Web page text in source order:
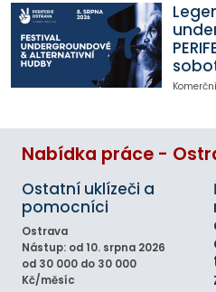
Nabídka práce -
Ostatní uklízeči a
pomocníci
Ostrava
Nástup: od 10. srpna 2026
od 30 000 do 30 000
Kč/měsíc